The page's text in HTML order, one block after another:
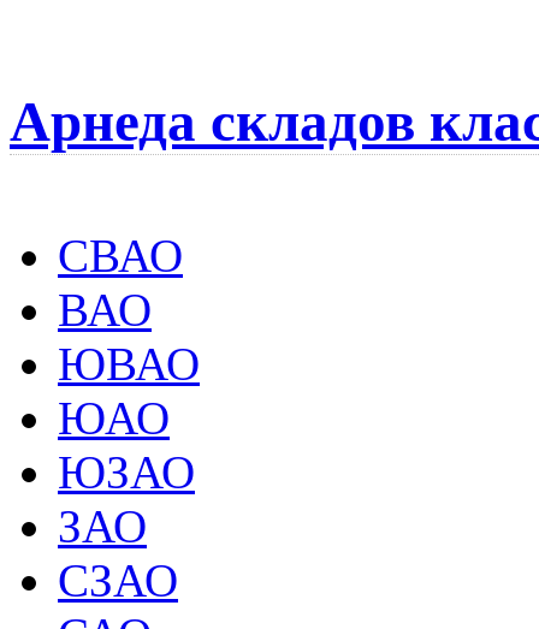
Арнеда складов
СВАО
ВАО
ЮВАО
ЮАО
ЮЗАО
ЗАО
СЗАО